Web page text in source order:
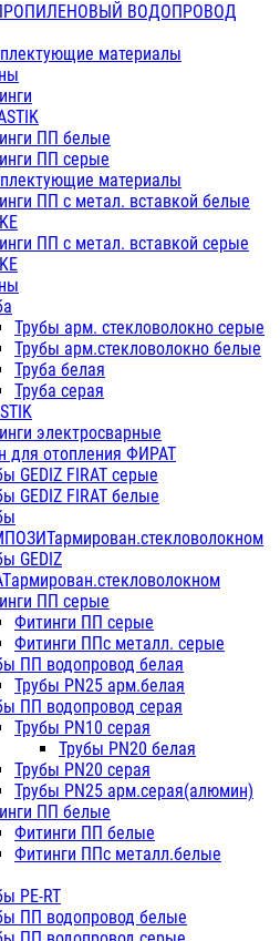
ВОДОПРОВОД
материалы
ПП белые
ПП серые
материалы
ПП с метал. вставкой белые
ПП с метал. вставкой серые
Трубы арм. стекловолокно серые
Трубы арм.стекловолокно белые
Труба белая
Труба серая
электросварные
для отопления ФИРАТ
GEDIZ FIRAT серые
GEDIZ FIRAT белые
GEDIZ
ПП серые
Фитинги ПП серые
Фитинги ППс металл. серые
ПП водопровод белая
Трубы PN25 арм.белая
ПП водопровод серая
Трубы PN10 серая
Трубы PN20 белая
Трубы PN20 серая
Трубы PN25 арм.серая(алюмин)
ПП белые
Фитинги ПП белые
Фитинги ППс металл.белые
PE-RT
ПП водопровод белые